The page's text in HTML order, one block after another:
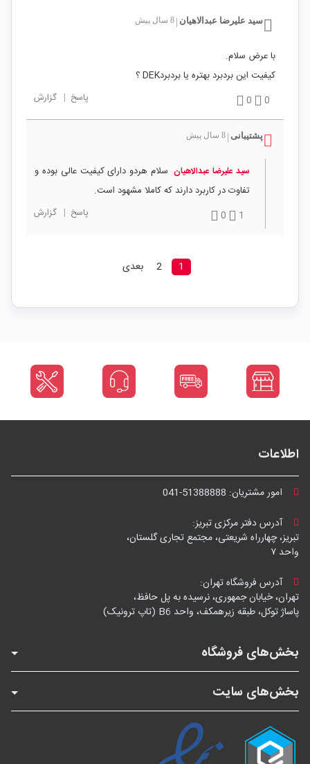
سید علیرضا عبدالاهیان | 8 سال پیش
با عرض سلام.
کیفیت این بردبرد بهتره یا بردبردDEK ؟
0
0 پاسخ | گزارش
پشتیبانی | 8 سال پیش
سید علیرضا عبدالاهیان سلام هردو دارای کیفیت عالی بوده و
تفاوت در کاربرد دارند که کاملا مشهود است.
1
0 پاسخ | گزارش
1
2 بعدی
اطلاعات
امور مشتریان: 041-51388888
آدرس دفتر مرکزی تبریز:
تبریز، چهارراه شریعتی، مجتمع تجاری گلستان،
واحد ۷
آدرس فروشگاه تهران:
تهران، خیابان جمهوری، نرسیده به پل حافظ،
پاساژ توکل، طبقه زیرهمکف، واحد B6 (تاپ ترونیک)
بخش‌های فروشگاه
بخش‌های سایت